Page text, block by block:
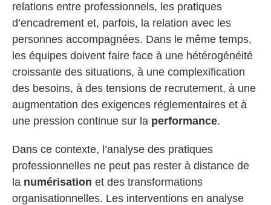
relations entre professionnels, les pratiques
d’encadrement et, parfois, la relation avec les
personnes accompagnées. Dans le même temps,
les équipes doivent faire face à une hétérogénéité
croissante des situations, à une complexification
des besoins, à des tensions de recrutement, à une
augmentation des exigences réglementaires et à
une pression continue sur la performance.
Dans ce contexte, l’analyse des pratiques
professionnelles ne peut pas rester à distance de
la numérisation et des transformations
organisationnelles. Les interventions en analyse